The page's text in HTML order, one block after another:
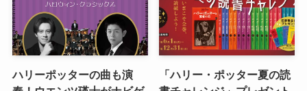
ハリーポッターの曲も演
「ハリー・ポッター夏の読